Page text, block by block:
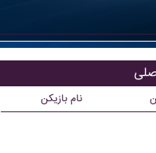
نام بازیکن